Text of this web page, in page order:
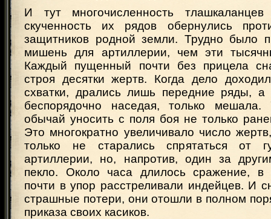
И тут многочисленность
скученность их рядов обернулись
защитников родной земли. Трудно было
мишень для артиллерии, чем эти
Каждый пущенный почти без прицела
строя десятки жертв. Когда дело
схватки, дрались лишь передние ряды, а
беспорядочно наседая, только
обычай уносить с поля боя не только
Это многократно увеличивало число
только не старались спрятаться от
артиллерии, но, напротив, один за
пекло. Около часа длилось сражение, в
почти в упор расстреливали индейцев. И
страшные потери, они отошли в полном
приказа своих касиков.